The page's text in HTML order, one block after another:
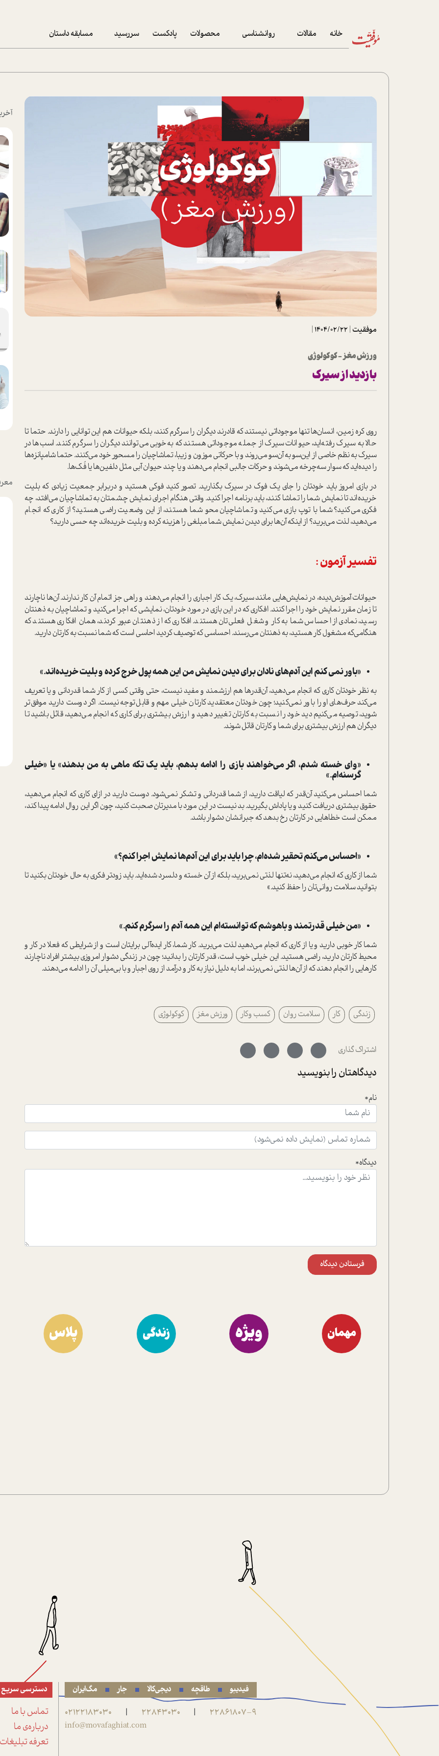
خانه مقالات
پرونده ویژه
زندگی
تحلیل فیلم
داستان
روانشناسی محصولات پادکست سررسید
تقویم دیواری
مسابقه داستان
موفقیت |
1404/02/22
|
ورزش مغز - کوکولوژی
بازدید از سیرک
روی کره‌ زمین، انسان‌ها تنها موجوداتی نیستند که قادرند دیگران را سرگرم کنند، بلکه حیوانات هم این توانایی را دارند. حتما تا
حالا به سیرک رفته‌اید، حیوانات سیرک از جمله موجوداتی هستند که به‌خوبی می‌توانند دیگران را سرگرم کنند. اسب‌ها در
سیرک به نظم خاصی از این‌سو به آن‌سو می‌روند و با حرکاتی موزون و زیبا، تماشاچیان را مسحور خود می‌کنند. حتما شامپانزه‌ها
را دیده‌اید که سوار سه‌چرخه می‌شوند و حرکات جالبی انجام می‌دهند و یا چند حیوان آبی مثل دلفین‌ها یا فُک‌ها.‌
در بازی امروز باید خودتان را جای یک فوک در سیرک بگذارید. تصور کنید فوکی هستید و دربرابر جمعیت زیادی که بلیت
خریده‌اند تا نمایش شما را تماشا کنند، باید برنامه اجرا کنید. وقتی هنگام اجرای نمایش چشمتان به تماشاچیان می‌افتد، چه
فکری می‌کنید؟ شما با توپ بازی می‌کنید و تماشاچیان محو شما هستند، از این وضعیت راضی هستید؟ از کاری که انجام
می‌دهید، لذت می‌برید؟ از اینکه آن‌ها برای دیدن نمایش شما مبلغی را هزینه کرده و بلیت خریده‌اند چه حسی دارید؟
تفسیر آزمون :
حیوانات آموزش‌دیده، در نمایش‌هایی مانند سیرک، یک کار اجباری را انجام می‌دهند و راهی جز اتمام آن کار ندارند. آن‌ها ناچارند
تا زمان مقرر نمایش خود را اجرا کنند. افکاری که در این بازی در مورد خودتان، نمایشی که اجرا می‌کنید و تماشاچیان به ذهنتان
رسید، نمادی از احساس شما به کار و شغل فعلی‌تان هستند. افکاری که از ذهنتان عبور کردند، همان افکاری هستند که
هنگامی‌که مشغول کار هستید، به ذهنتان می‌رسند. احساسی که توصیف کردید احاسی است که شما نسبت به کارتان دارید.
«باور نمی‌‎ کنم این آدم‌های نادان برای دیدن نمایش من این همه پول خرج کرده و بلیت خریده‌اند.»
به نظر خودتان کاری که انجام می‌دهید، آن‌قدرها هم ارزشمند و مفید نیست، حتی وقتی کسی از کار شما قدردانی و یا تعریف
می‌کند حرف‌های او را باور نمی‌کنید؛ چون خودتان معتقدید کارتان خیلی مهم و قابل‌توجه نیست. اگر دوست دارید موفق‌تر
شوید، توصیه می‌کنیم دید خود را نسبت به کارتان تغییر دهید و ارزش بیشتری برای کاری که انجام می‌دهید، قائل باشید تا
دیگران هم ارزش بیشتری برای شما و کارتان قائل شوند.
«وای خسته شدم، اگر می‌خواهند بازی را ادامه بدهم، باید یک تکه ماهی به من بدهند» یا «خیلی
گرسنه‌ام.»
شما احساس می‌کنید آن‌قدر که لیاقت دارید، از شما قدردانی و تشکر نمی‌شود. دوست دارید در ازای کاری که انجام می‌دهید،
حقوق بیشتری دریافت کنید و یا پاداش بگیرید. بد نیست در این مورد با مدیرتان صحبت کنید، چون اگر این روال ادامه پیدا کند،
ممکن است خطاهایی در کارتان رخ بدهد که جبرانشان دشوار باشد.
«احساس می‌کنم تحقیر شده‌ام، چرا باید برای این آدم‌ها نمایش اجرا کنم؟»
شما از کاری که انجام می‌دهید، نه‌تنها لذتی نمی‌برید، بلکه از آن خسته و دلسرد شده‌اید. باید زودتر فکری به حال خودتان بکنید تا
بتوانید سلامت روانی‌تان را حفظ کنید.»
«من خیلی قدرتمند و باهوشم که توانسته‌ام این همه آدم را سرگرم کنم.»
شما کار خوبی دارید و یا از کاری که انجام می‌دهید لذت می‌برید. کار شما، کار ایده‌آلی برایتان است و از شرایطی که فعلا در کار و
محیط کارتان دارید، راضی هستید. این خیلی خوب است، قدر کارتان را بدانید؛ چون در زندگی دشوار امروزی بیشتر افراد ناچارند
کارهایی را انجام دهند که از آن‌ها لذتی نمی‌برند، اما به دلیل نیاز به کار و درآمد از روی اجبار و با بی‌میلی آن را ادامه می‌دهند.
زندگی کار سلامت روان کسب وکار ورزش مغز کوکولوژی
اشتراک گذاری
دیدگاهتان را بنویسید
نام*
دیدگاه*
فرستادن دیدگاه
مهمان ویژه زندگی پلاس
فیدیبو طاقچه دیجی‌کالا جار مگ‌ایران
22861807-9
|
22843030
|
02122183030
info@movafaghiat.com
دسترسی سریع
تماس با ما
درباره‌ی ما
تعرفه تبلیغات